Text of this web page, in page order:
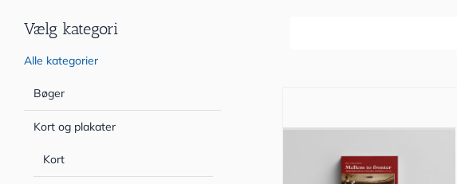
Vælg kategori
Alle kategorier
Bøger
Kort og plakater
Kort